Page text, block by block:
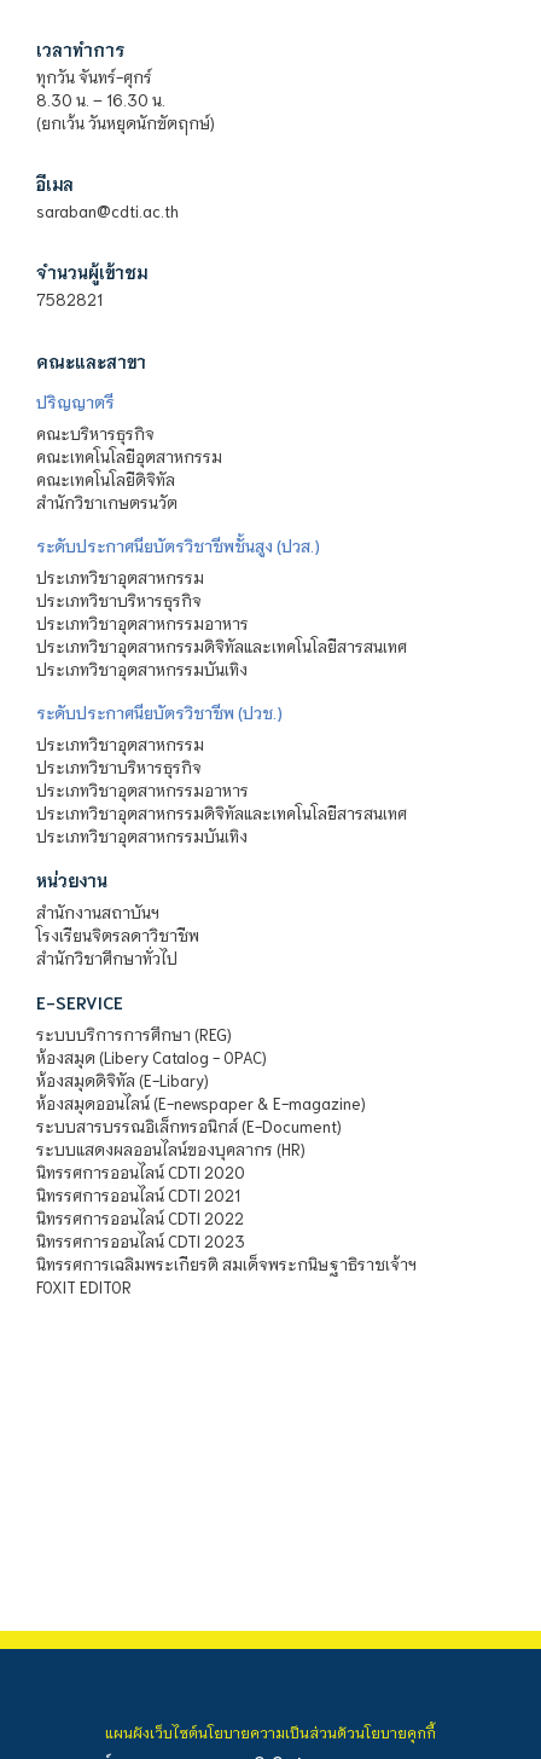
เวลาทำการ
ทุกวัน จันทร์-ศุกร์
8.30 น. – 16.30 น.
(ยกเว้น วันหยุดนักขัตฤกษ์)
อีเมล
saraban@cdti.ac.th
จำนวนผู้เข้าชม
7582821
คณะและสาขา
ปริญญาตรี
คณะบริหารธุรกิจ
คณะเทคโนโลยีอุตสาหกรรม
คณะเทคโนโลยีดิจิทัล
สำนักวิชาเกษตรนวัต
ระดับประกาศนียบัตรวิชาชีพชั้นสูง (ปวส.)
ประเภทวิชาอุตสาหกรรม
ประเภทวิชาบริหารธุรกิจ
ประเภทวิชาอุตสาหกรรมอาหาร
ประเภทวิชาอุตสาหกรรมดิจิทัลและเทคโนโลยีสารสนเทศ
ประเภทวิชาอุตสาหกรรมบันเทิง
ระดับประกาศนียบัตรวิชาชีพ (ปวช.)
ประเภทวิชาอุตสาหกรรม
ประเภทวิชาบริหารธุรกิจ
ประเภทวิชาอุตสาหกรรมอาหาร
ประเภทวิชาอุตสาหกรรมดิจิทัลและเทคโนโลยีสารสนเทศ
ประเภทวิชาอุตสาหกรรมบันเทิง
หน่วยงาน
สำนักงานสถาบันฯ
โรงเรียนจิตรลดาวิชาชีพ
สำนักวิชาศึกษาทั่วไป
E-SERVICE
ระบบบริการการศึกษา (REG)
ห้องสมุด (Libery Catalog - OPAC)
ห้องสมุดดิจิทัล (E-Libary)
ห้องสมุดออนไลน์ (E-newspaper & E-magazine)
ระบบสารบรรณอิเล็กทรอนิกส์ (E-Document)
ระบบแสดงผลออนไลน์ของบุคลากร (HR)
นิทรรศการออนไลน์ CDTI 2020
นิทรรศการออนไลน์ CDTI 2021
นิทรรศการออนไลน์ CDTI 2022
นิทรรศการออนไลน์ CDTI 2023
นิทรรศการเฉลิมพระเกียรติ สมเด็จพระกนิษฐาธิราชเจ้าฯ
FOXIT EDITOR
แผนผังเว็บไซต์นโยบายความเป็นส่วนตัวนโยบายคุกกี้